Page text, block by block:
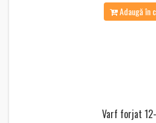
Adaugă în
Varf forjat